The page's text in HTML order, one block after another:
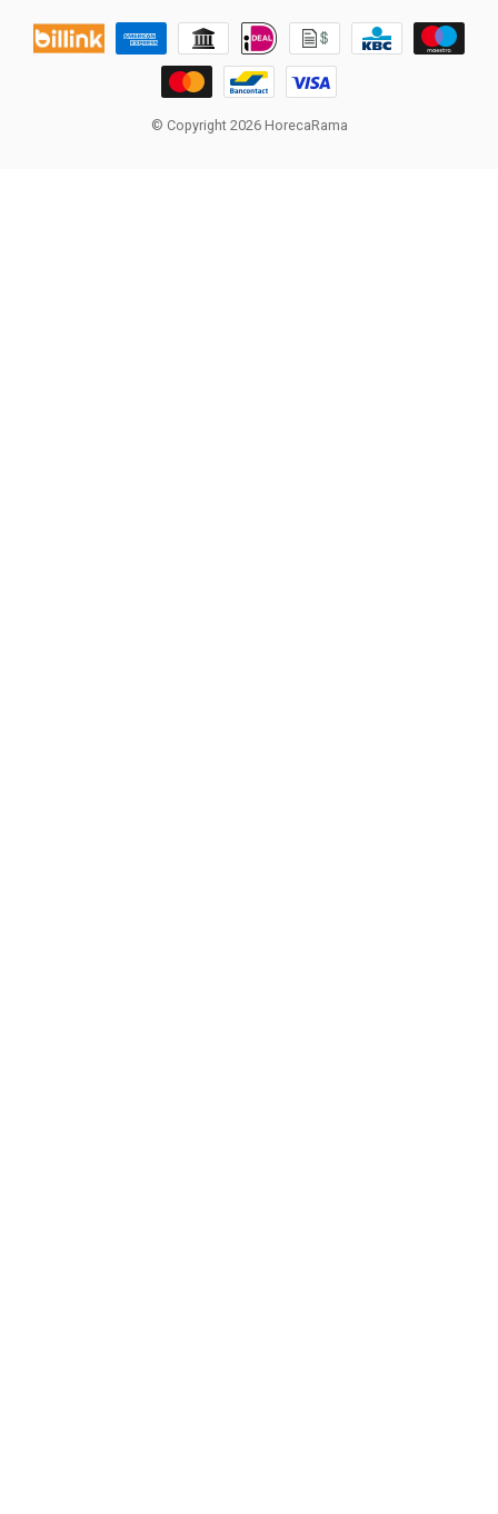
© Copyright 2026 HorecaRama